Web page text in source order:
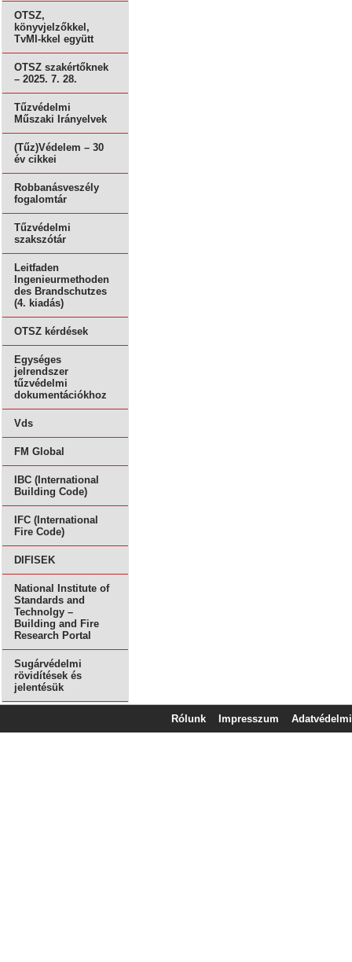
OTSZ,
könyvjelzőkkel,
TvMI-kkel együtt
OTSZ szakértőknek
– 2025. 7. 28.
Tűzvédelmi
Műszaki Irányelvek
(Tűz)Védelem – 30
év cikkei
Robbanásveszély
fogalomtár
Tűzvédelmi
szakszótár
Leitfaden
Ingenieurmethoden
des Brandschutzes
(4. kiadás)
OTSZ kérdések
Egységes
jelrendszer
tűzvédelmi
dokumentációkhoz
Vds
FM Global
IBC (International
Building Code)
IFC (International
Fire Code)
DIFISEK
National Institute of
Standards and
Technolgy –
Building and Fire
Research Portal
Sugárvédelmi
rövidítések és
jelentésük
Rólunk Impresszum